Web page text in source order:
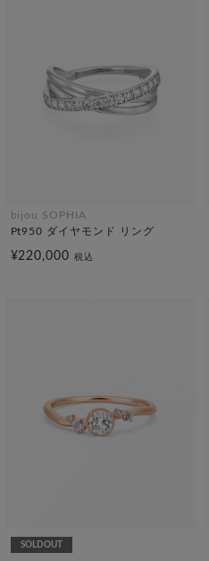
bijou SOPHIA
Pt950 ダイヤモンド リング
¥220,000税込
SOLDOUT